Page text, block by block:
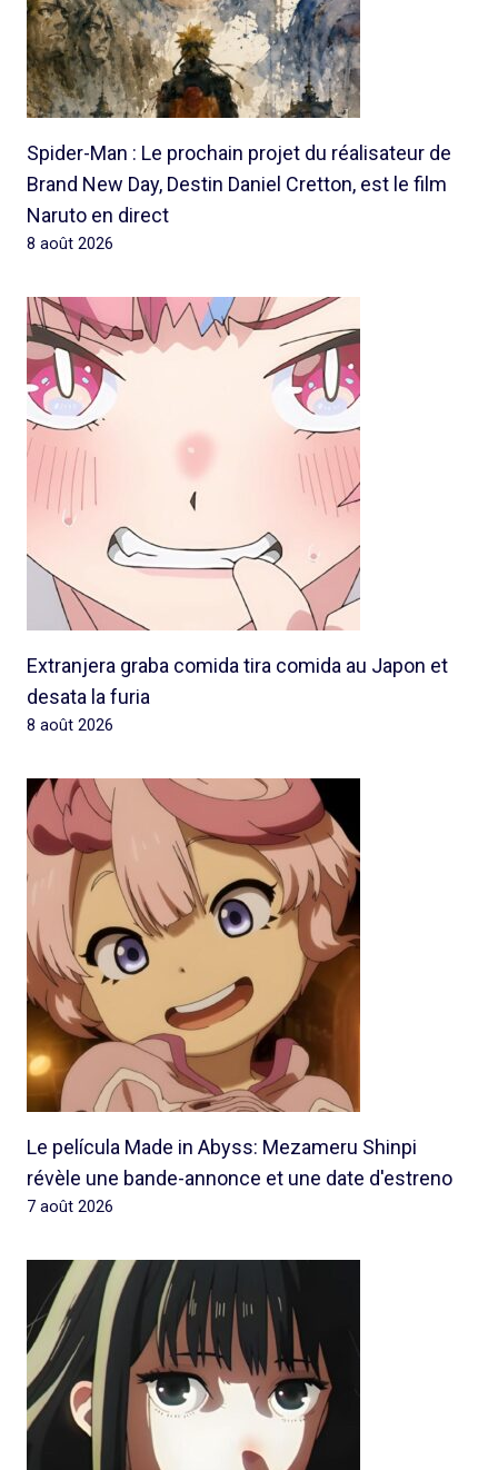
Spider-Man : Le prochain projet du réalisateur de
Brand New Day, Destin Daniel Cretton, est le film
Naruto en direct
8 août 2026
Extranjera graba comida tira comida au Japon et
desata la furia
8 août 2026
Le película Made in Abyss: Mezameru Shinpi
révèle une bande-annonce et une date d'estreno
7 août 2026